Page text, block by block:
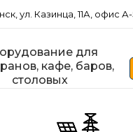
ул. Казинца, 11А, офис А-
для
кафе, баров,
столовых